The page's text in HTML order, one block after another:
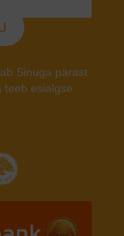
Sinuga pärast
teeb esialgse